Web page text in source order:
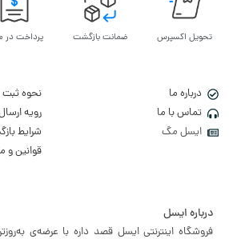
تحویل اکسپرس ضمانت بازگشت پرداخت در
درباره ما
تماس با ما
ایسل مگ
نحوه
رویه
شرایط
قوانین و
درباره ایسل
فروشگاه اینترنتی ایسل قصد داره با عرضه‌ی